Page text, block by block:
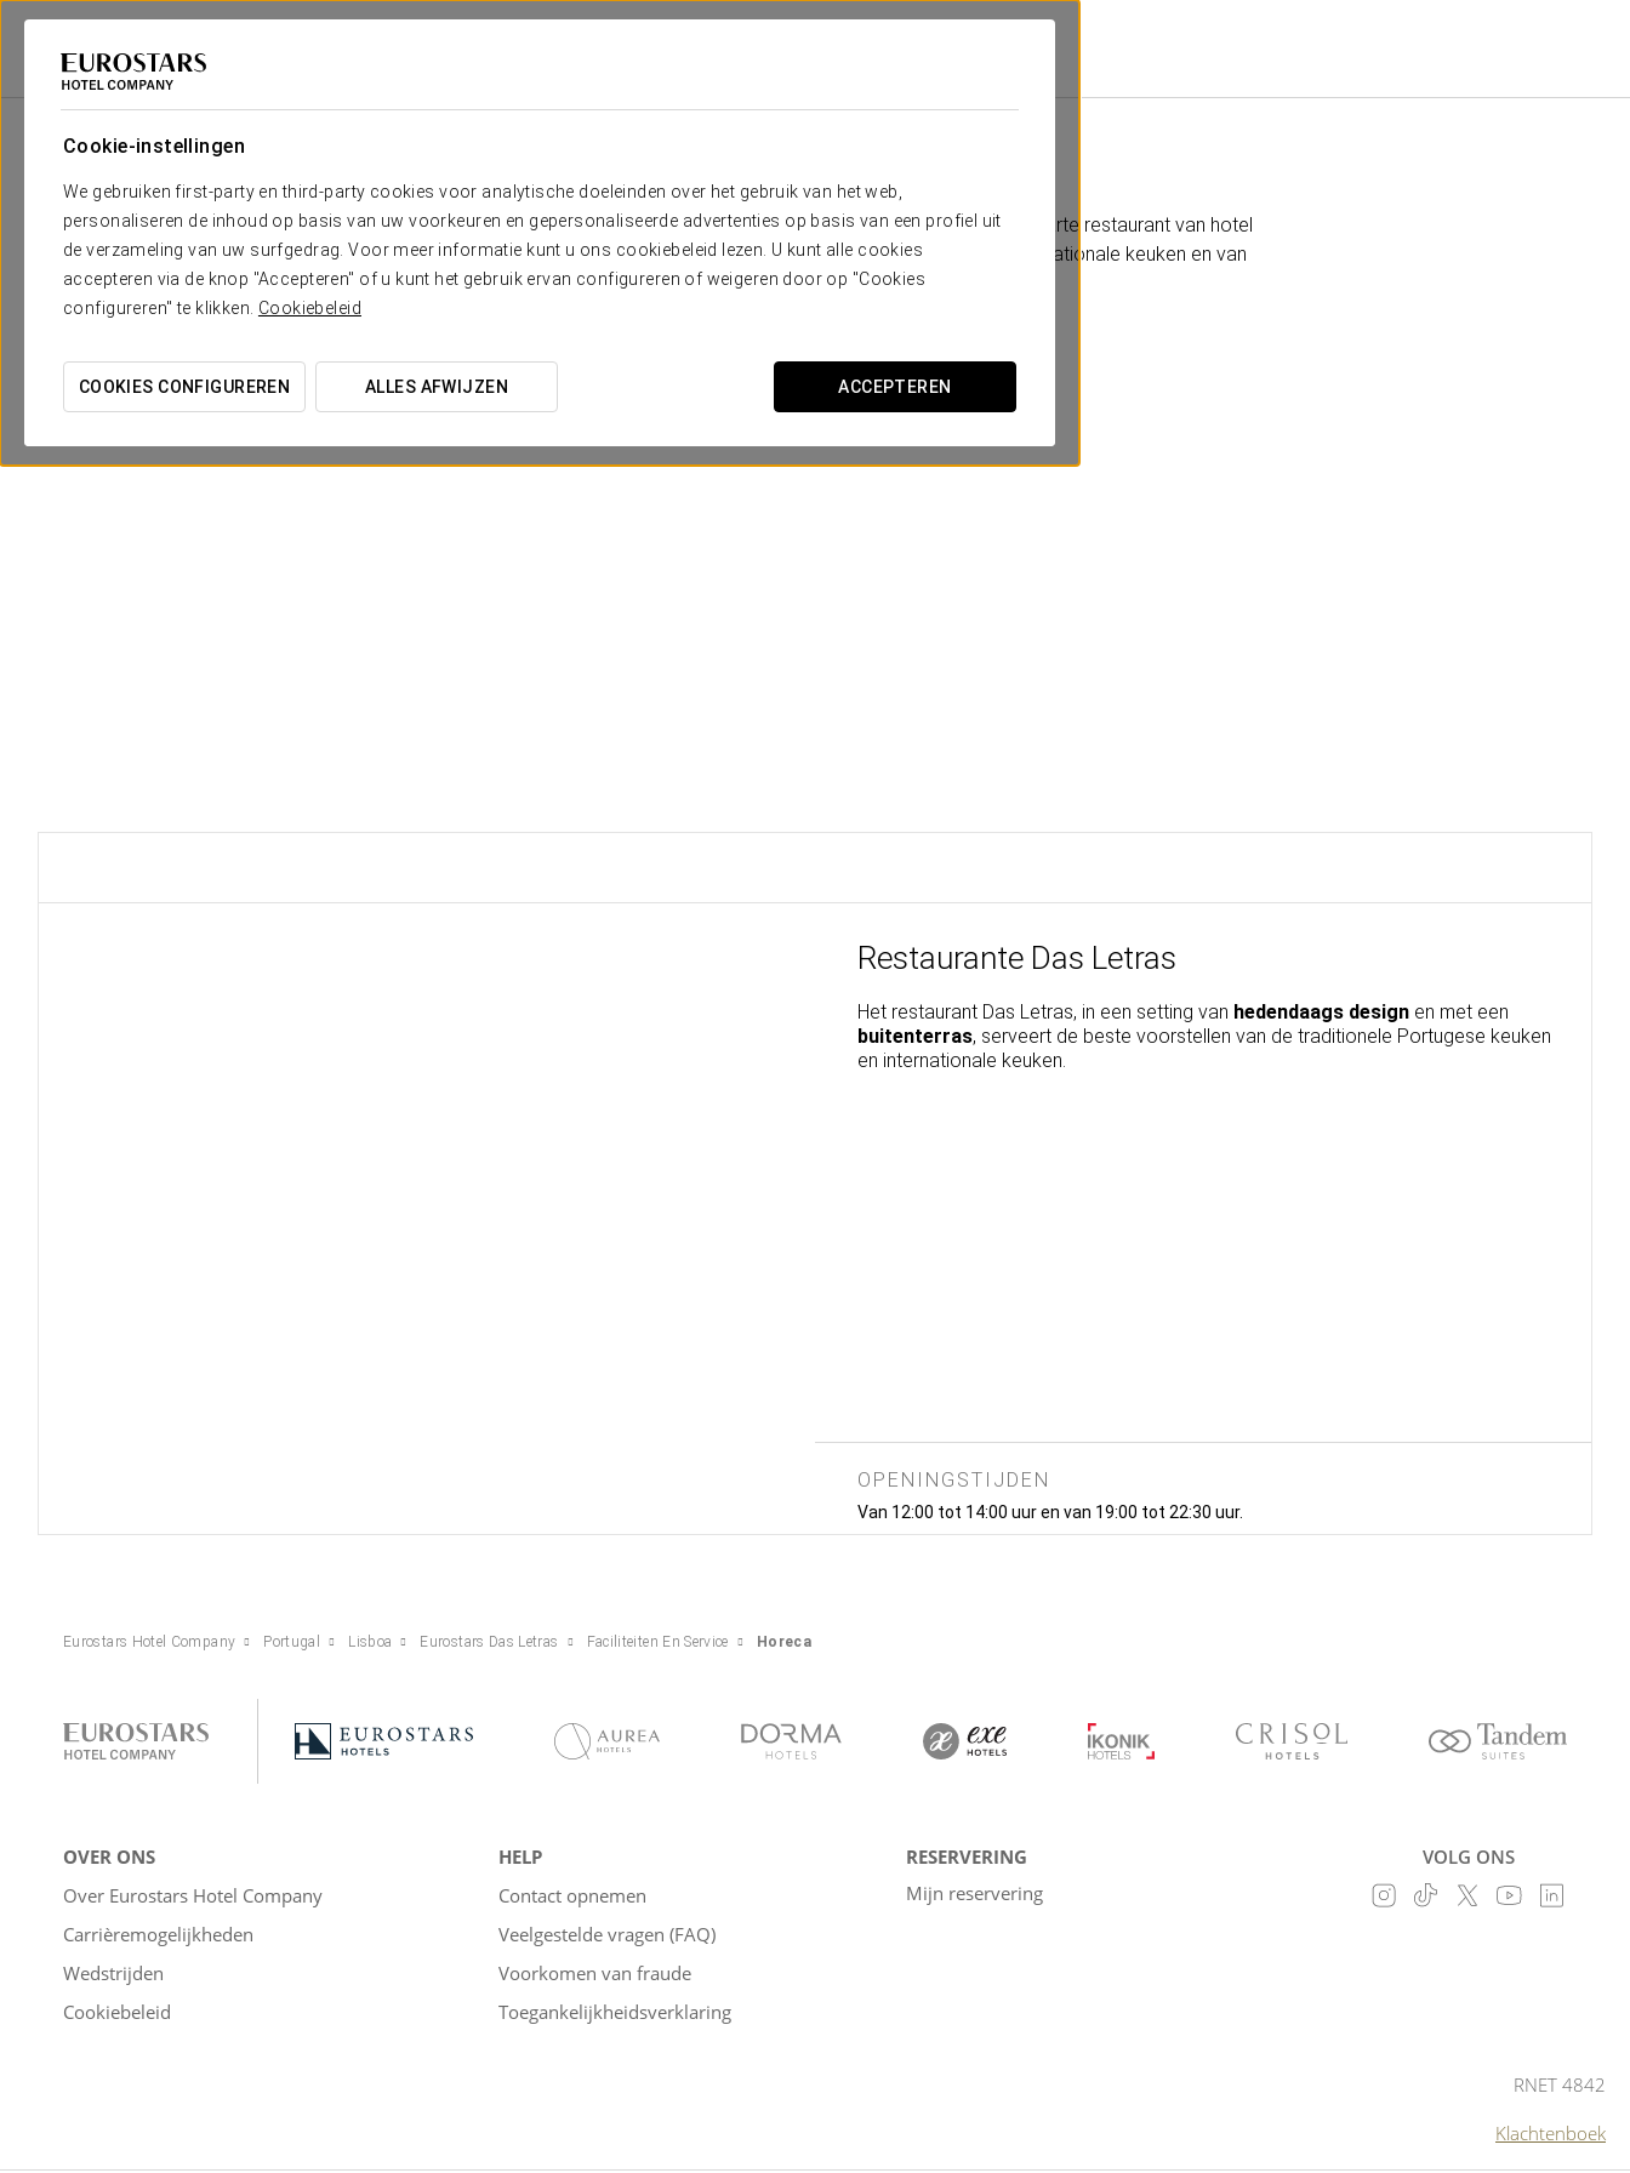
Cookie-instellingen
We gebruiken first-party en third-party cookies voor analytische doeleinden over het gebruik van het web,
personaliseren de inhoud op basis van uw voorkeuren en gepersonaliseerde advertenties op basis van een profiel uit
de verzameling van uw surfgedrag. Voor meer informatie kunt u ons cookiebeleid lezen. U kunt alle cookies
accepteren via de knop "Accepteren" of u kunt het gebruik ervan configureren of weigeren door op "Cookies
configureren" te klikken. Cookiebeleid
COOKIES CONFIGUREREN ALLES AFWIJZEN ACCEPTEREN
Eurostars Hotel Company
De rust die de Bairro Alto van Lissabon uitstraalt is nog beter voelbaar in het aparte restaurant van hotel
Das Letras en op het terras. U kunt in dit charmante hotel genieten van de internationale keuken en van
een selectie uit de allerbeste Portugese recepten.
Restaurante Das Letras
Het restaurant Das Letras, in een setting van hedendaags design en met een
buitenterras, serveert de beste voorstellen van de traditionele Portugese keuken
en internationale keuken.
OPENINGSTIJDEN
Van 12:00 tot 14:00 uur en van 19:00 tot 22:30 uur.
Eurostars Hotel Company Portugal Lisboa Eurostars Das Letras Faciliteiten En Service Horeca
OVER ONS
Over Eurostars Hotel Company
Carrièremogelijkheden
Wedstrijden
Cookiebeleid
HELP
Contact opnemen
Veelgestelde vragen (FAQ)
Voorkomen van fraude
Toegankelijkheidsverklaring
RESERVERING
Mijn reservering
VOLG ONS
RNET 4842
Klachtenboek